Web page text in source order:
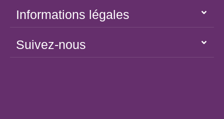
Informations légales
Suivez-nous